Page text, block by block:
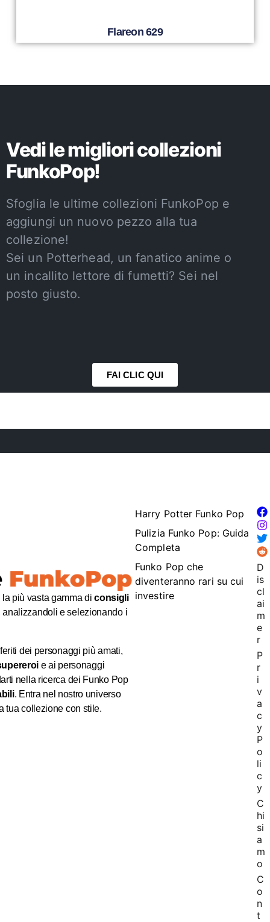
Flareon 629
Vedi le migliori collezioni
FunkoPop!
Sfoglia le ultime collezioni FunkoPop e
aggiungi un nuovo pezzo alla tua
collezione!
Sei un Potterhead, un fanatico anime o
un incallito lettore di fumetti? Sei nel
posto giusto.
FAI CLIC QUI
più vasta gamma diconsigli
e selezionando i
dei personaggi più amati,
e ai personaggi
nella ricerca dei Funko Pop
. Entra nel nostro universo
tua collezione con stile.
Harry Potter Funko Pop
Pulizia Funko Pop: Guida
Completa
Funko Pop che
diventeranno rari su cui
investire
D
is
cl
ai
m
e
r
P
r
i
v
a
c
y
P
o
li
c
y
C
hi
si
a
m
o
C
o
n
t